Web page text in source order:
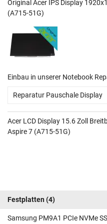
Original Acer IPS Display
(A715-51G)
Einbau in unserer Notebook
Reparatur Pauschale Display
Acer LCD Display 15.6 Zoll
Aspire 7 (A715-51G)
Festplatten (4)
Samsung PM9A1 PCIe NVMe